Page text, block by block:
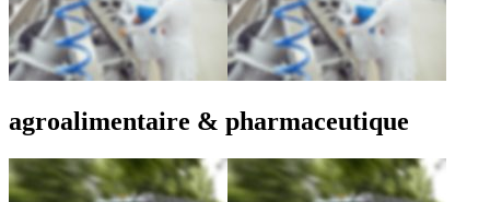
agroalimentaire & pharmaceutique